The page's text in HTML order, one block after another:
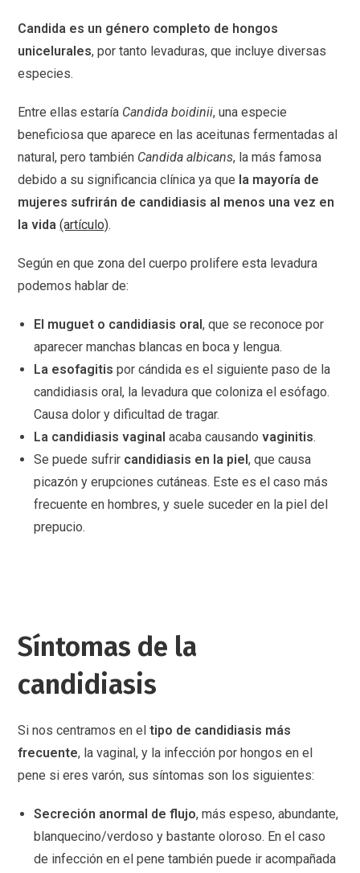
Candida es un género completo de hongos
unicelurales, por tanto levaduras, que incluye diversas
especies.
Entre ellas estaría Candida boidinii, una especie
beneficiosa que aparece en las aceitunas fermentadas al
natural, pero también Candida albicans, la más famosa
debido a su significancia clínica ya que la mayoría de
mujeres sufrirán de candidiasis al menos una vez en
la vida (artículo).
Según en que zona del cuerpo prolifere esta levadura
podemos hablar de:
El muguet o candidiasis oral, que se reconoce por
aparecer manchas blancas en boca y lengua.
La esofagitis por cándida es el siguiente paso de la
candidiasis oral, la levadura que coloniza el esófago.
Causa dolor y dificultad de tragar.
La candidiasis vaginal acaba causandovaginitis.
Se puede sufrir candidiasis en la piel, que causa
picazón y erupciones cutáneas. Este es el caso más
frecuente en hombres, y suele suceder en la piel del
prepucio.
Síntomas de la
candidiasis
Si nos centramos en eltipo de candidiasis más
frecuente, la vaginal, y la infección por hongos en el
pene si eres varón, sus síntomas son los siguientes:
Secreción anormal de flujo, más espeso, abundante,
blanquecino/verdoso y bastante oloroso. En el caso
de infección en el pene también puede ir acompañada